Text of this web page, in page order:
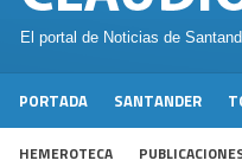
El portal de Noticias de
PORTADA SANTANDER
HEMEROTECA